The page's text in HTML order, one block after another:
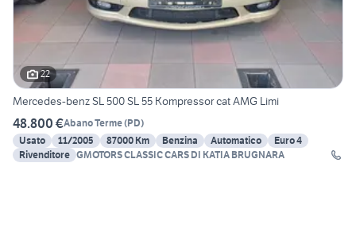
22
Mercedes-benz SL 500 SL 55 Kompressor cat AMG Limi
48.800 €Abano Terme(PD)
Usato
11/2005 87000 Km Benzina Automatico
Euro 4
Rivenditore GMOTORS CLASSIC CARS DI KATIA BRUGNARA